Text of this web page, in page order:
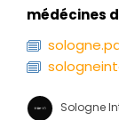
médécines
Sologne